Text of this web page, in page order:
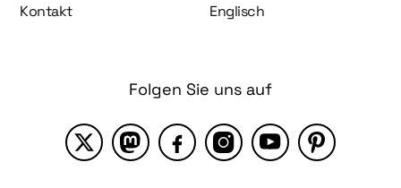
Kontakt Englisch
Folgen Sie uns auf